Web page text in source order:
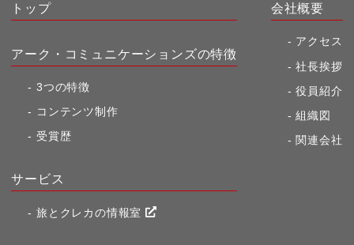
トップ
アーク・コミュニケーションズの特徴
3つの特徴
コンテンツ制作
受賞歴
サービス
旅とクレカの情報室
会社概要
アクセス
社長挨拶
役員紹介
組織図
関連会社